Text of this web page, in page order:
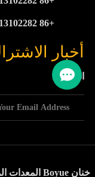
+86 13213102282
أخبار
اشترك
خنان Boyue المعدات الميكانيكية المحدودة © All Rights Reserved.